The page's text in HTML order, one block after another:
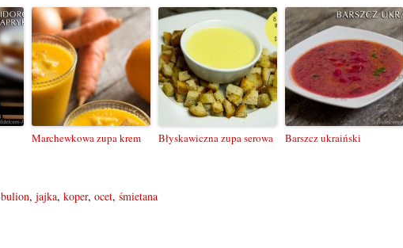
Marchewkowa zupa krem Błyskawiczna zupa serowa Barszcz ukraiński
bulion, jajka, koper, ocet, śmietana